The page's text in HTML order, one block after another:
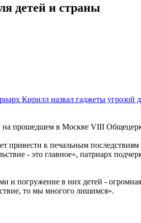
детей и страны
на прошедшем в Москве VIII
к печальным
- это главное», патриарх
и погружение в них детей -
то мы многого лишимся».